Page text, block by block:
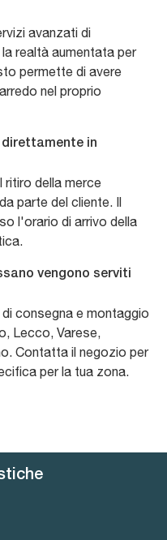
avanzati di
realtà aumentata per
permette di avere
nel proprio
direttamente in
ritiro della merce
parte del cliente. Il
l'orario di arrivo della
vengono serviti
consegna e montaggio
Lecco, Varese,
Contatta il negozio per
per la tua zona.